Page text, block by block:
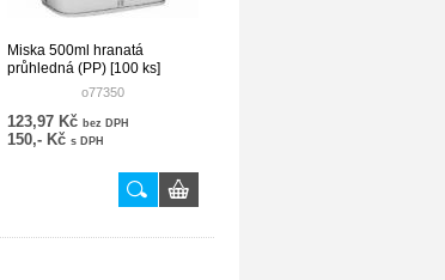
Miska 500ml hranatá
průhledná (PP) [100 ks]
o77350
123,97 Kč bez DPH
150,- Kč s DPH